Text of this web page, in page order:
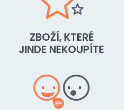
ZBOŽÍ, KTERÉ
JINDE NEKOUPÍTE